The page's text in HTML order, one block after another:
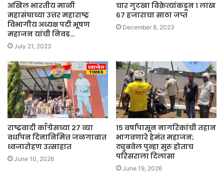
अखिल भारतीय माळी
महासंघाच्या उत्तर महाराष्ट्र
विभागीय अध्यक्ष पदी भूषण
महाजन यांची निवड…
July 21, 2023
चार गुटखा विक्रेत्यांकडून १ लाख
६७ हजाराचा साठा जप्त
December 8, 2023
राष्ट्रवादी काँग्रेसच्या २७ व्या
वर्धापन दिनानिमित्त जळगावात
ध्वजारोहण उत्साहात
June 10, 2026
१५ वर्षांपासून नागरिकांची तहान
भागवणारे हेमंत महाजन;
ट्युबवेल पुन्हा सुरू होताच
परिसराला दिलासा
June 19, 2026